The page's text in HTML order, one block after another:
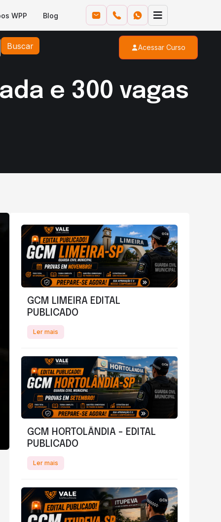
WPP Blog
Buscar Acessar Curso
e 300 vagas
GCM LIMEIRA EDITAL
PUBLICADO
Ler mais
GCM HORTOLÂNDIA - EDITAL
PUBLICADO
Ler mais